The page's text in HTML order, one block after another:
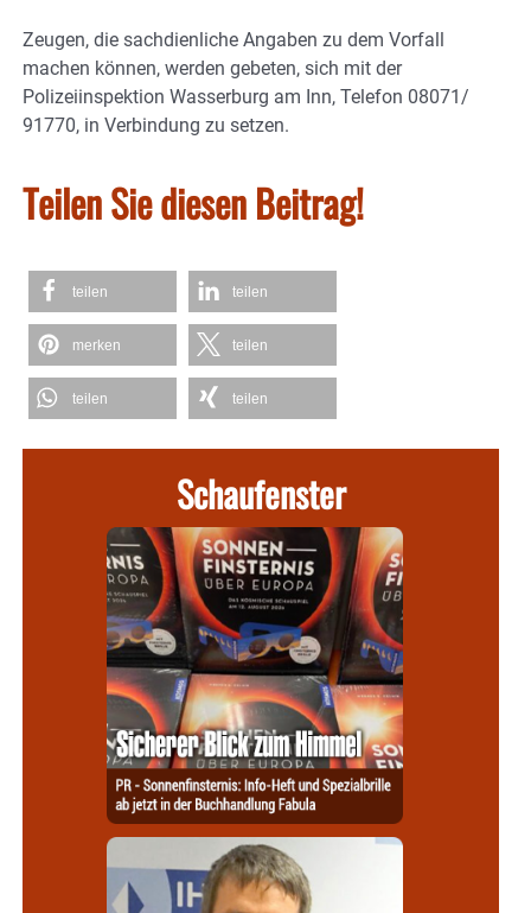
Zeugen, die sachdienliche Angaben zu dem Vorfall
machen können, werden gebeten, sich mit der
Polizeiinspektion Wasserburg am Inn, Telefon 08071/
91770, in Verbindung zu setzen.
Teilen Sie diesen Beitrag!
teilen teilen
merken teilen
teilen teilen
Schaufenster